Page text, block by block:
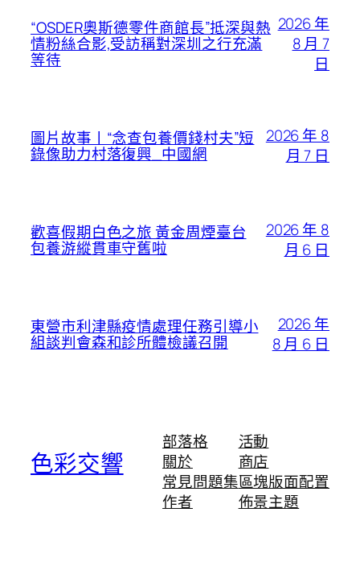
“OSDER奧斯德零件商館長”抵深與熱
情粉絲合影,受訪稱對深圳之行充滿
等待
2026 年
8 月 7
日
圖片故事丨“念查包養價錢村夫”短
錄像助力村落復興_中國網
2026 年 8
月 7 日
歡喜假期白色之旅 黃金周煙臺台
包養游縱貫車守舊啦
2026 年 8
月 6 日
東營市利津縣疫情處理任務引導小
組談判會森和診所體檢議召開
2026 年
8 月 6 日
色彩交響
部落格
關於
常見問題集
作者
活動
商店
區塊版面配置
佈景主題